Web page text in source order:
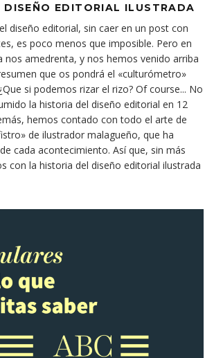
DISEÑO EDITORIAL ILUSTRADA
diseño editorial, sin caer en un post con
es poco menos que imposible. Pero en
nos amedrenta, y nos hemos venido arriba
que os pondrá el «culturómetro»
si podemos rizar el rizo? Of course... No
la historia del diseño editorial en 12
hemos contado con todo el arte de
de ilustrador malagueño, que ha
cada acontecimiento. Así que, sin más
con la historia del diseño editorial ilustrada